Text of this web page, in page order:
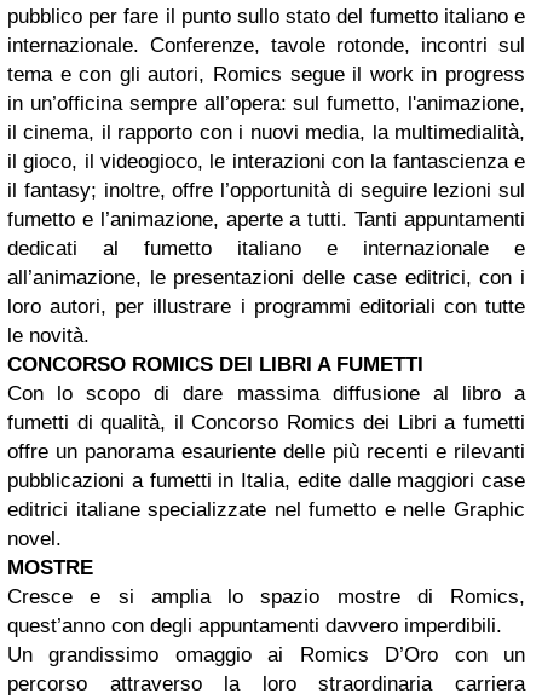
pubblico per fare il punto sullo stato del fumetto italiano e
internazionale. Conferenze, tavole rotonde, incontri sul
tema e con gli autori, Romics segue il work in progress
in un’officina sempre all’opera: sul fumetto, l'animazione,
il cinema, il rapporto con i nuovi media, la multimedialità,
il gioco, il videogioco, le interazioni con la fantascienza e
il fantasy; inoltre, offre l’opportunità di seguire lezioni sul
fumetto e l’animazione, aperte a tutti. Tanti appuntamenti
dedicati al fumetto italiano e internazionale e
all’animazione, le presentazioni delle case editrici, con i
loro autori, per illustrare i programmi editoriali con tutte
le novità.
CONCORSO ROMICS DEI LIBRI A FUMETTI
Con lo scopo di dare massima diffusione al libro a
fumetti di qualità, il Concorso Romics dei Libri a fumetti
offre un panorama esauriente delle più recenti e rilevanti
pubblicazioni a fumetti in Italia, edite dalle maggiori case
editrici italiane specializzate nel fumetto e nelle Graphic
novel.
MOSTRE
Cresce e si amplia lo spazio mostre di Romics,
quest’anno con degli appuntamenti davvero imperdibili.
Un grandissimo omaggio ai Romics D’Oro con un
percorso attraverso la loro straordinaria carriera